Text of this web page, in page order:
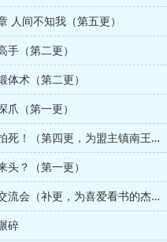
人间不知我（第五更）
手（第二更）
体术（第二更）
爪（第一更）
第154章 一掌拍死！（第四更，为盟主镇南王爷加更）
头？（第一更）
第160章 丹药交流会（补更，为喜爱看书的杰哥盟主加更2/4）
碎